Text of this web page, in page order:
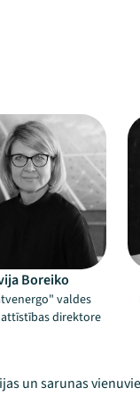
Boreiko
valdes
direktore
un sarunas